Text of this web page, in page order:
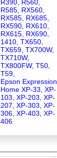
R390, R560,
R585, RX560,
RX585, RX685,
RX590, RX610,
RX615, RX690,
1410, TX650,
TX659, TX700W,
TX710W,
TX800FW, T50,
T59,
Epson Expression
Home XP-33, XP-
103, XP-203, XP-
207, XP-303, XP-
306, XP-403, XP-
406